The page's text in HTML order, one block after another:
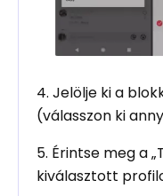
4. Jelölje ki a
(válasszon ki
5. Érintse meg a
kiválasztott